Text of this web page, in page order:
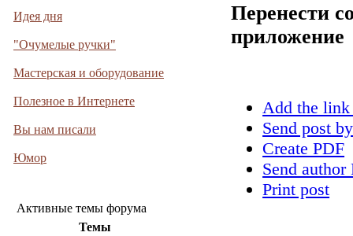
Идея дня
"Очумелые ручки"
Мастерская и оборудование
Полезное в Интернете
Вы нам писали
Юмор
Активные темы форума
Темы
Перенести
приложение
Add the
Send post
Create PDF
Send
Print post